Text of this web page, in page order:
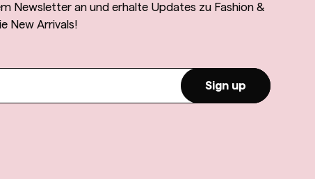
Newsletter an und erhalte Updates zu Fashion &
New Arrivals!
Sign up